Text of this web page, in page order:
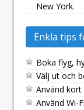
New York.
Enkla tips
Boka flyg,
Välj ut och
Använd
Använd Wi-